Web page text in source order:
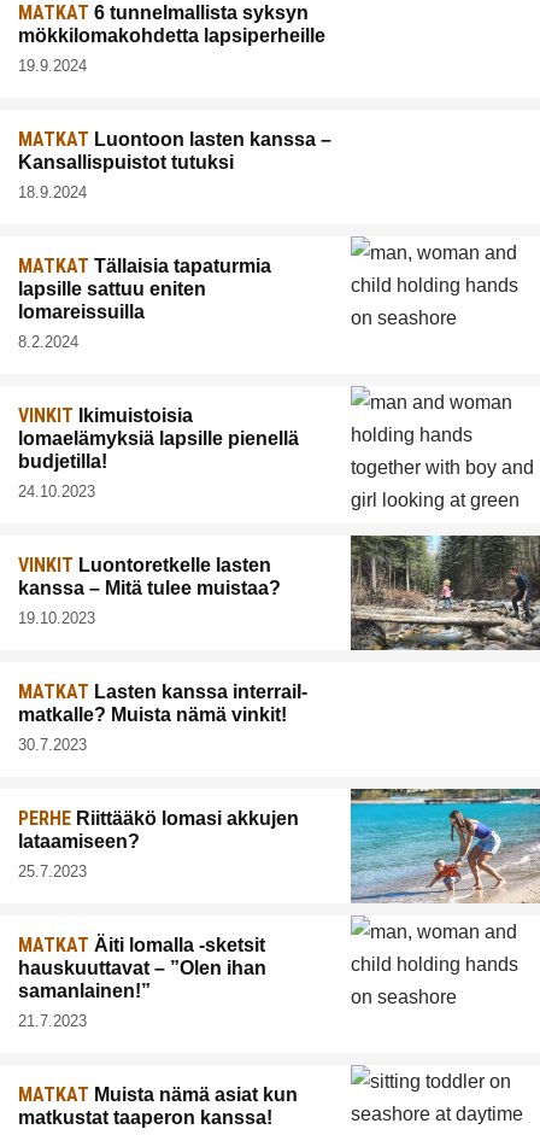
MATKAT 6 tunnelmallista syksyn
mökkilomakohdetta lapsiperheille
19.9.2024
MATKAT Luontoon lasten kanssa –
Kansallispuistot tutuksi
18.9.2024
MATKAT Tällaisia tapaturmia
lapsille sattuu eniten
lomareissuilla
8.2.2024
VINKIT Ikimuistoisia
lomaelämyksiä lapsille pienellä
budjetilla!
24.10.2023
VINKIT Luontoretkelle lasten
kanssa – Mitä tulee muistaa?
19.10.2023
MATKAT Lasten kanssa interrail-
matkalle? Muista nämä vinkit!
30.7.2023
PERHE Riittääkö lomasi akkujen
lataamiseen?
25.7.2023
MATKAT Äiti lomalla -sketsit
hauskuuttavat – ”Olen ihan
samanlainen!”
21.7.2023
MATKAT Muista nämä asiat kun
matkustat taaperon kanssa!